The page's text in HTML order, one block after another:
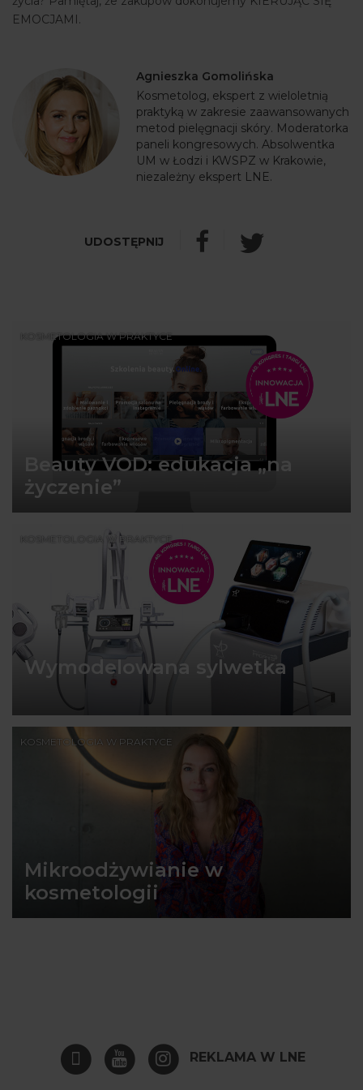
EMOCJAMI.
Agnieszka Gomolińska
Kosmetolog, ekspert z wieloletnią
praktyką w zakresie zaawansowanych
metod pielęgnacji skóry. Moderatorka
paneli kongresowych. Absolwentka
UM w Łodzi i KWSPZ w Krakowie,
niezależny ekspert LNE.
KOSMETOLOGIA W PRAKTYCE
Beauty VOD: edukacja „na
życzenie”
KOSMETOLOGIA W PRAKTYCE
Wymodelowana sylwetka
KOSMETOLOGIA W PRAKTYCE
Mikroodżywianie w
kosmetologii
REKLAMA W LNE